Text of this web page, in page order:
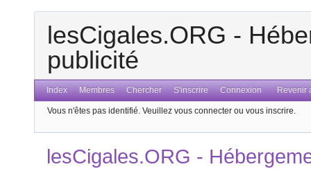
lesCigales.ORG -
publicité
Index Membres Chercher S'inscrire Connexion Revenir
Vous n'êtes pas identifié. Veuillez vous connecter ou vous inscrire.
lesCigales.ORG -